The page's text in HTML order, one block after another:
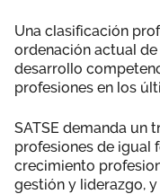
Una clasificación
ordenación actual
desarrollo
profesiones en los
SATSE demanda un
profesiones de igual
crecimiento
gestión y liderazgo,